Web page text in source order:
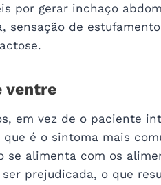
por gerar inchaço
sensação de
ventre
em vez de o paciente
é o sintoma mais
se alimenta com os
prejudicada, o que